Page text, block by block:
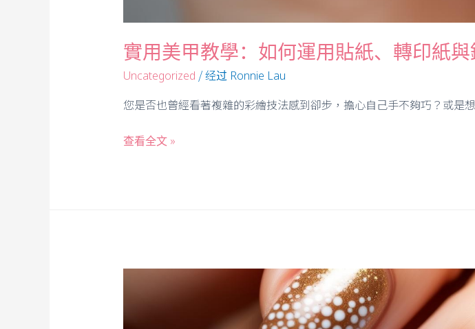
實用美甲教學：如何運用貼紙、轉印紙
Uncategorized / 经过 Ronnie Lau
您是否也曾經看著複雜的彩繪技法感到卻步，擔心自己手不夠巧？或
查看全文 »